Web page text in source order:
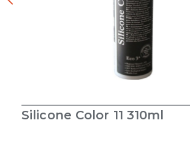
Silicone Color 11 310ml